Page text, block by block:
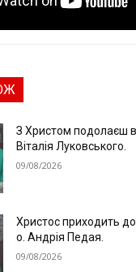
З Христом подолаєш
Віталія Луковського.
09/08/2026
Христос приходить
о. Андрія Педая.
09/08/2026